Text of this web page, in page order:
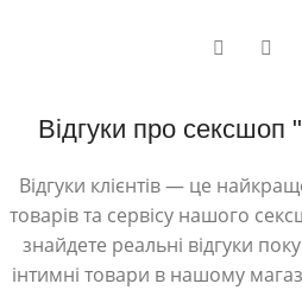
Відгуки про сексшоп
Відгуки клієнтів — це
товарів та сервісу нашого
знайдете реальні відгуки
інтимні товари в нашому